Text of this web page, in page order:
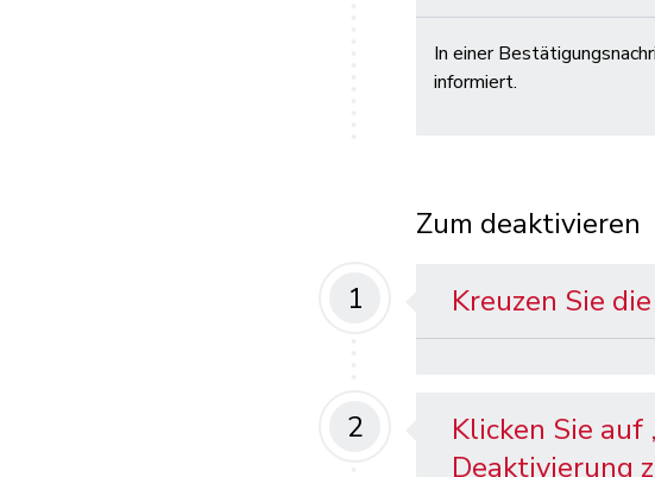
In einer
informiert.
Zum deaktivieren
1
Kreuzen Sie
2
Klicken Sie
Deaktivierung